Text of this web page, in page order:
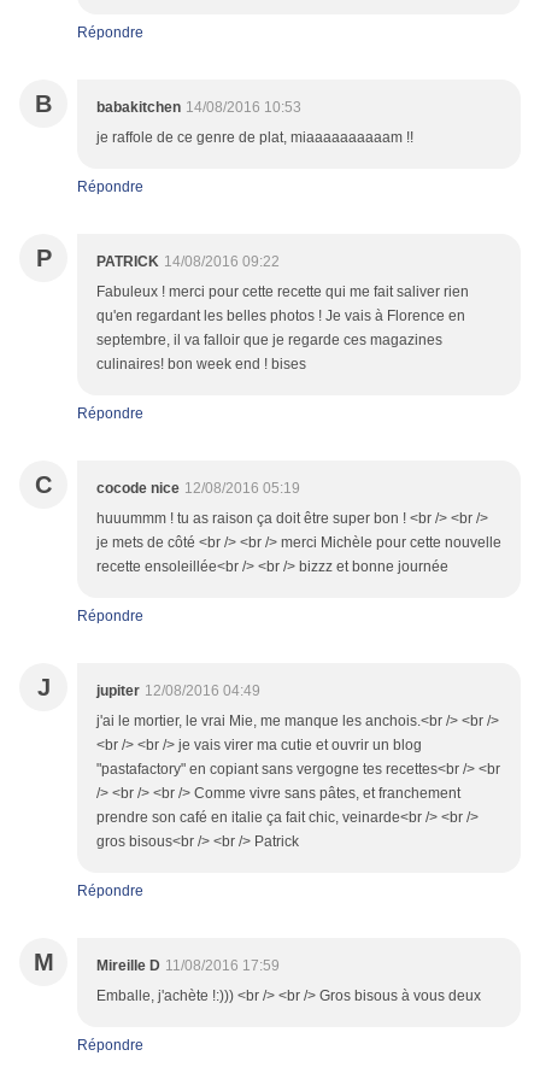
Répondre
B babakitchen 14/08/2016 10:53
je raffole de ce genre de plat, miaaaaaaaaaam !!
Répondre
P PATRICK 14/08/2016 09:22
Fabuleux ! merci pour cette recette qui me fait saliver rien
qu'en regardant les belles photos ! Je vais à Florence en
septembre, il va falloir que je regarde ces magazines
culinaires! bon week end ! bises
Répondre
C cocode nice 12/08/2016 05:19
huuummm ! tu as raison ça doit être super bon ! <br /> <br />
je mets de côté <br /> <br /> merci Michèle pour cette nouvelle
recette ensoleillée<br /> <br /> bizzz et bonne journée
Répondre
J jupiter 12/08/2016 04:49
j'ai le mortier, le vrai Mie, me manque les anchois.<br /> <br />
<br /> <br /> je vais virer ma cutie et ouvrir un blog
"pastafactory" en copiant sans vergogne tes recettes<br /> <br
/> <br /> <br /> Comme vivre sans pâtes, et franchement
prendre son café en italie ça fait chic, veinarde<br /> <br />
gros bisous<br /> <br /> Patrick
Répondre
M Mireille D 11/08/2016 17:59
Emballe, j'achète !:))) <br /> <br /> Gros bisous à vous deux
Répondre